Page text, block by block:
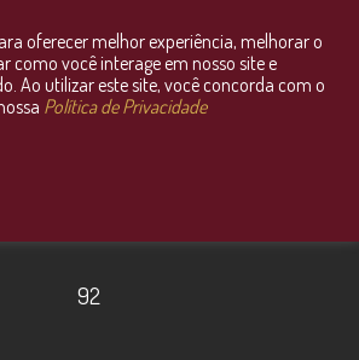
Consultoria Jurídica OnLine
92
oferecer melhor experiência, melhorar o
como você interage em nosso site e
Ao utilizar este site, você concorda com o
Política de Privacidade